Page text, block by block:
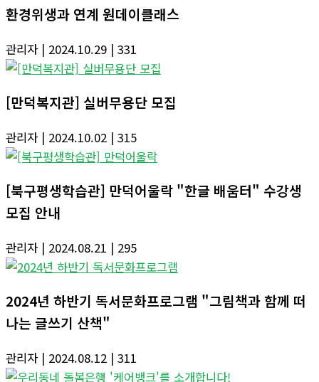
환경위생과 연계 원데이클래스
관리자 | 2024.10.29 | 331
[만덕복지관] 실버무용단 모집
관리자 | 2024.10.02 | 315
[북구평생학습관] 만덕어울락 "한글 배움터" 수강생
모집 안내
관리자 | 2024.08.21 | 295
2024년 하반기 독서문화프로그램 "그림책과 함께 떠
나는 글쓰기 산책"
관리자 | 2024.08.12 | 311